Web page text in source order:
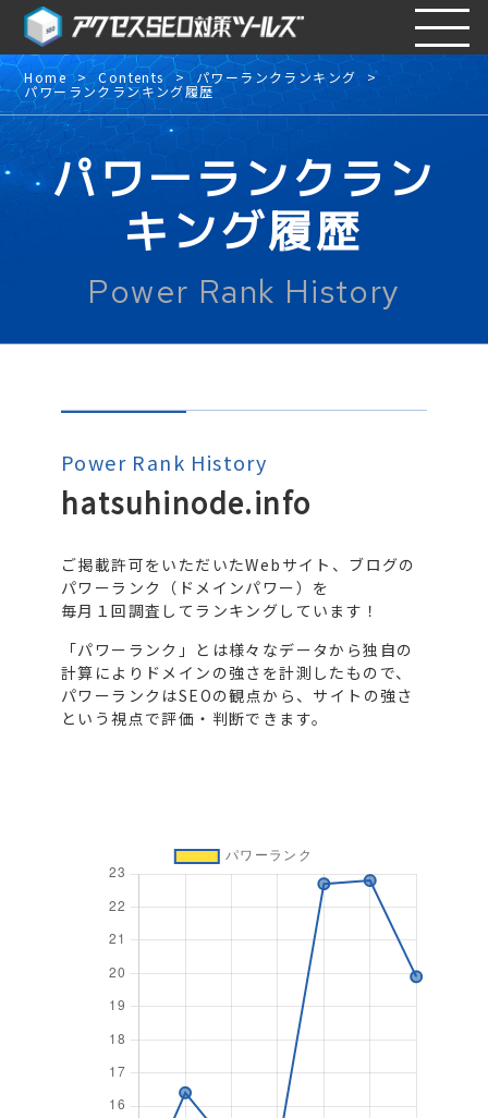
Home Contents パワーランクランキング
パワーランクランキング履歴
パワーランクラン
キング履歴
Power Rank History
Power Rank History
hatsuhinode.info
ご掲載許可をいただいたWebサイト、ブログの
パワーランク（ドメインパワー）を
毎月１回調査してランキングしています！
「パワーランク」とは様々なデータから独自の
計算によりドメインの強さを計測したもので、
パワーランクはSEOの観点から、サイトの強さ
という視点で評価・判断できます。